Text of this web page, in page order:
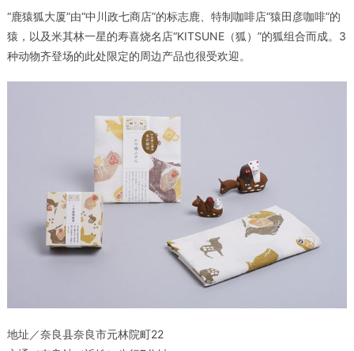
“鹿猿狐大厦”由“中川政七商店”的标志鹿、特制咖啡店“猿田彦咖啡”的
猿，以及米其林一星的寿喜烧名店“KITSUNE（狐）”的狐组合而成。3
种动物齐登场的此处限定的周边产品也很受欢迎。
地址／奈良县奈良市元林院町22